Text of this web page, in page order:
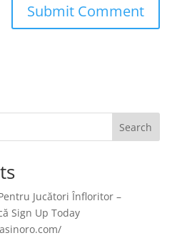
Search
Jucători Înfloritor –
Sign Up Today